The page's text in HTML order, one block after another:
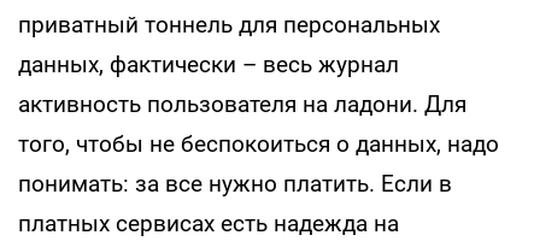
приватный тоннель для персональных
данных, фактически – весь журнал
активность пользователя на ладони. Для
того, чтобы не беспокоиться о данных, надо
понимать: за все нужно платить. Если в
платных сервисах есть надежда на